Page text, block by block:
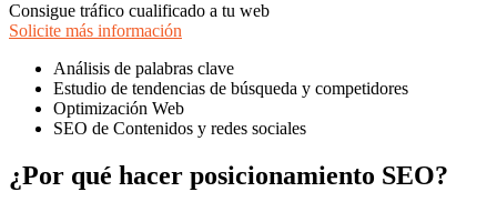
Consigue tráfico cualificado a tu web
Solicite más información
Análisis de palabras clave
Estudio de tendencias de búsqueda y competidores
Optimización Web
SEO de Contenidos y redes sociales
¿Por qué hacer posicionamiento SEO?